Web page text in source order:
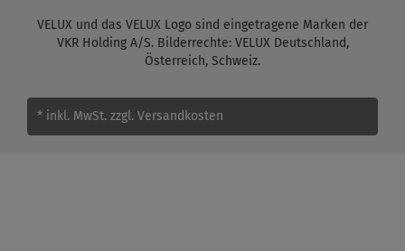
VELUX und das VELUX Logo sind eingetragene Marken der
VKR Holding A/S. Bilderrechte: VELUX Deutschland,
Österreich, Schweiz.
* inkl. MwSt. zzgl. Versandkosten